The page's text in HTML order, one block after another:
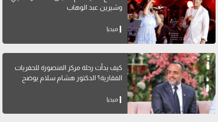
وشيرين عبد الوهاب
ميديا
كيف بدأت رحلة مركز المنصورة للحفريات
الفقارية؟ الدكتور هشام سلام يوضح
ميديا